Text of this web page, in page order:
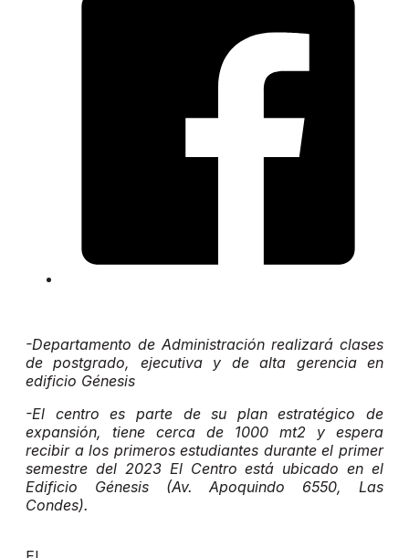
-Departamento de Administración realizará clases
de postgrado, ejecutiva y de alta gerencia en
edificio Génesis
-El centro es parte de su plan estratégico de
expansión, tiene cerca de 1000 mt2 y espera
recibir a los primeros estudiantes durante el primer
semestre del 2023 El Centro está ubicado en el
Edificio Génesis (Av. Apoquindo 6550, Las
Condes).